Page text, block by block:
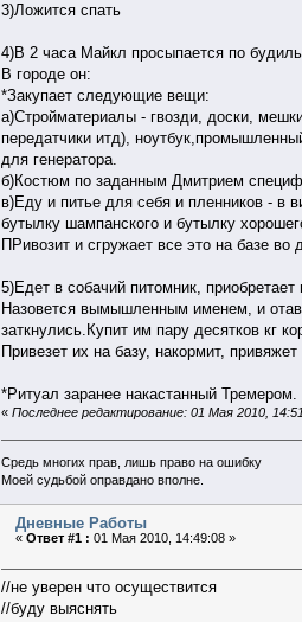
3)Ложится спать
4)В 2 часа Майкл просыпается по
В городе он:
*Закупает следующие вещи:
а)Стройматериалы - гвозди, доски,
передатчики итд),
для генератора.
б)Костюм по заданным Дмитрием
в)Еду и питье для себя и пленников - в
бутылку шампанского и бутылку
ПРивозит и сгружает все это на базе во
5)Едет в собачий питомник,
Назовется вымышленным именем, и
заткнулись.Купит им пару десятков кг
Привезет их на базу, накормит,
*Ритуал заранее накастанный Тремером.
« Последнее редактирование: 01 Мая 2010,
Средь многих прав, лишь право на ошибку
Моей судьбой оправдано вполне.
Дневные Работы
«Ответ #1 : 01 Мая 2010, 14:49:08 »
//не уверен что осуществится
//буду выяснять